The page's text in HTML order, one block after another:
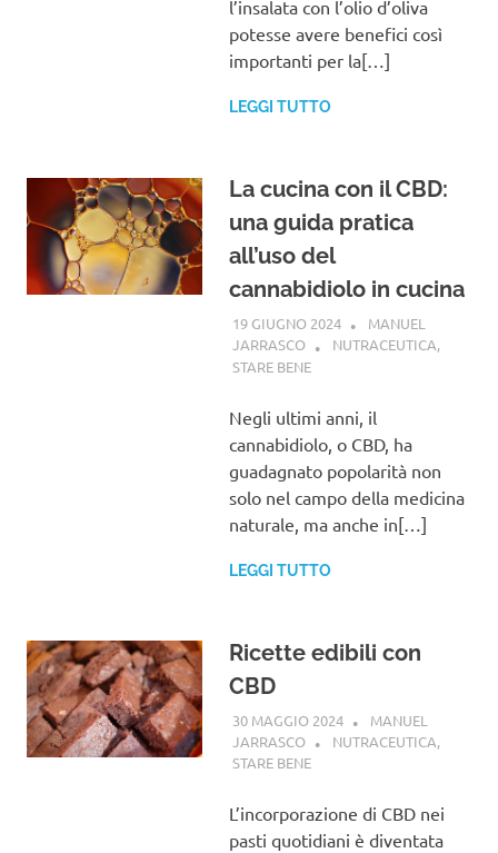
l’insalata con l’olio d’oliva
potesse avere benefici così
importanti per la[…]
LEGGI TUTTO
La cucina con il CBD:
una guida pratica
all’uso del
cannabidiolo in cucina
19 GIUGNO 2024
MANUEL
JARRASCO
NUTRACEUTICA,
STARE BENE
Negli ultimi anni, il
cannabidiolo, o CBD, ha
guadagnato popolarità non
solo nel campo della medicina
naturale, ma anche in[…]
LEGGI TUTTO
Ricette edibili con
CBD
30 MAGGIO 2024
MANUEL
JARRASCO
NUTRACEUTICA,
STARE BENE
L’incorporazione di CBD nei
pasti quotidiani è diventata